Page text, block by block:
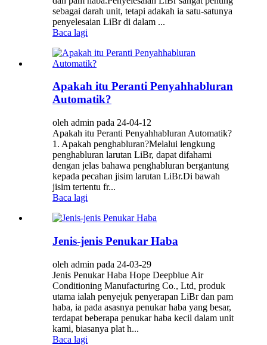
sebagai darah unit, tetapi adakah ia satu-satunya
penyelesaian LiBr di dalam ...
Baca lagi
Apakah itu Peranti Penyahhabluran
Automatik?
oleh admin pada 24-04-12
Apakah itu Peranti Penyahhabluran Automatik?
1. Apakah penghabluran?Melalui lengkung
penghabluran larutan LiBr, dapat difahami
dengan jelas bahawa penghabluran bergantung
kepada pecahan jisim larutan LiBr.Di bawah
jisim tertentu fr...
Baca lagi
Jenis-jenis Penukar Haba
oleh admin pada 24-03-29
Jenis Penukar Haba Hope Deepblue Air
Conditioning Manufacturing Co., Ltd, produk
utama ialah penyejuk penyerapan LiBr dan pam
haba, ia pada asasnya penukar haba yang besar,
terdapat beberapa penukar haba kecil dalam unit
kami, biasanya plat h...
Baca lagi